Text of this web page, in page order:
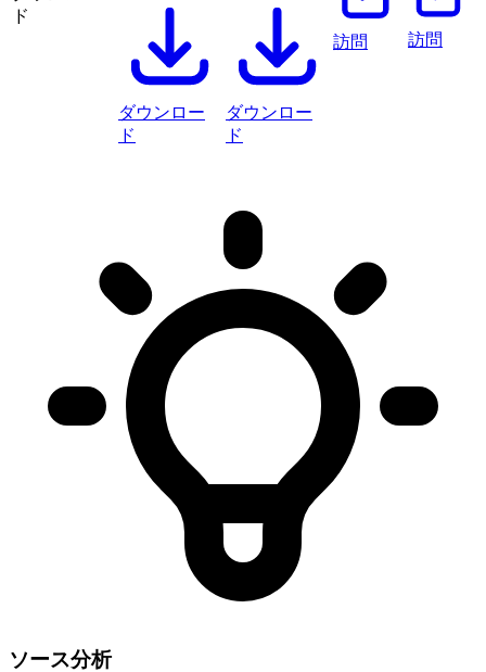
ド
ダウンロー
ド
ダウンロー
ド
訪問 訪問
ソース分析